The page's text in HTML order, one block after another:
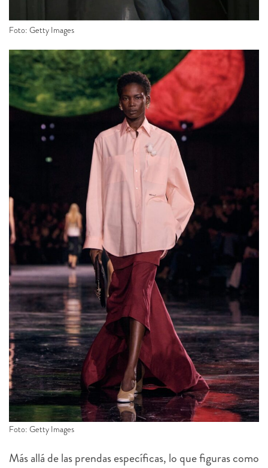
Foto: Getty Images
Foto: Getty Images
Más allá de las prendas específicas, lo que figuras como